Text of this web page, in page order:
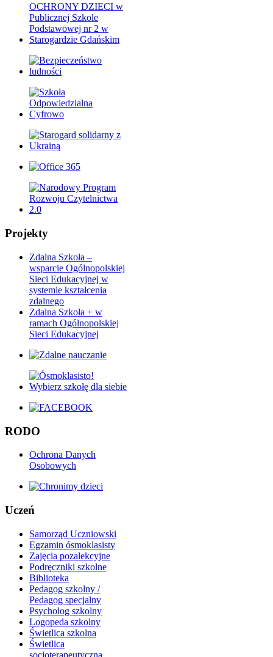
Projekty
Zdalna Szkoła –
wsparcie Ogólnopolskiej
Sieci Edukacyjnej w
systemie kształcenia
zdalnego
Zdalna Szkoła + w
ramach Ogólnopolskiej
Sieci Edukacyjnej
RODO
Ochrona Danych
Osobowych
Uczeń
Samorząd Uczniowski
Egzamin ósmoklasisty
Zajęcia pozalekcyjne
Podręczniki szkolne
Biblioteka
Pedagog szkolny /
Pedagog specjalny
Psycholog szkolny
Logopeda szkolny
Świetlica szkolna
Świetlica
socjoterapeutyczna